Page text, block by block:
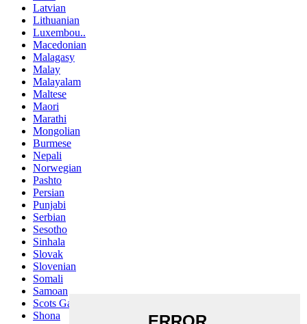
Latvian
Lithuanian
Luxembou..
Macedonian
Malagasy
Malay
Malayalam
Maltese
Maori
Marathi
Mongolian
Burmese
Nepali
Norwegian
Pashto
Persian
Punjabi
Serbian
Sesotho
Sinhala
Slovak
Slovenian
Somali
Samoan
Scots Gaelic
Shona